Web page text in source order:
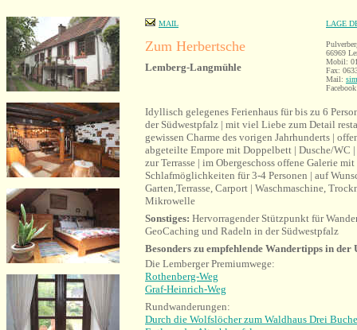
MAIL LAGE
Zum Herbertsche
Lemberg-Langmühle
66969
Mobil:
Fax:
Mail:
Idyllisch gelegenes Ferienhaus für bis zu 6
der Südwestpfalz | mit viel Liebe zum Detail
gewissen Charme des vorigen Jahrhunderts |
abgeteilte Empore mit Doppelbett | Dusche/WC
zur Terrasse | im Obergeschoss offene Galerie
Schlafmöglichkeiten für 3-4 Personen | auf
Garten,Terrasse, Carport | Waschmaschine,
Mikrowelle
Sonstiges: Hervorragender Stützpunkt für
GeoCaching und Radeln in der Südwestpfalz
Besonders zu empfehlende Wandertipps in der
Die Lemberger Premiumwege:
Rothenberg-Weg
Graf-Heinrich-Weg
Rundwanderungen:
Durch die Wolfslöcher zum Waldhaus Drei